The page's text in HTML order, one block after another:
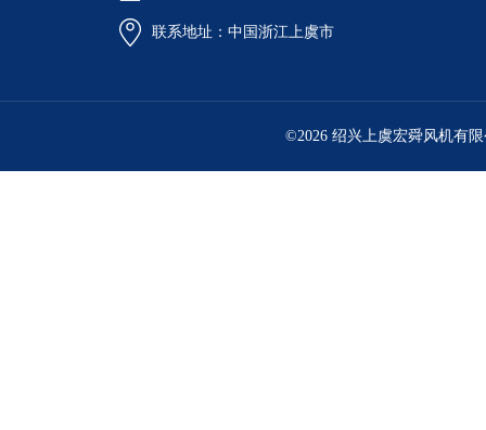
联系地址：中国浙江上虞市
©2026 绍兴上虞宏舜风机有